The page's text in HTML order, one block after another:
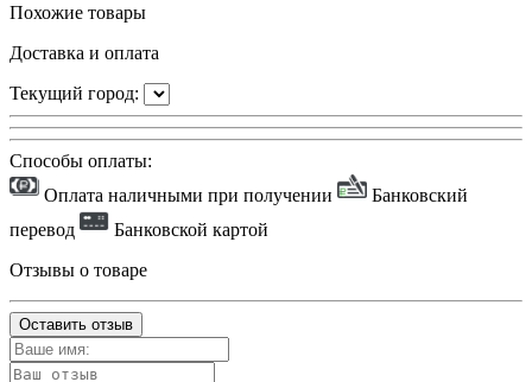
Похожие товары
Доставка и оплата
Текущий город:
Способы оплаты:
Оплата наличными при получении
Банковский
перевод
Банковской картой
Отзывы о товаре
Оставить отзыв